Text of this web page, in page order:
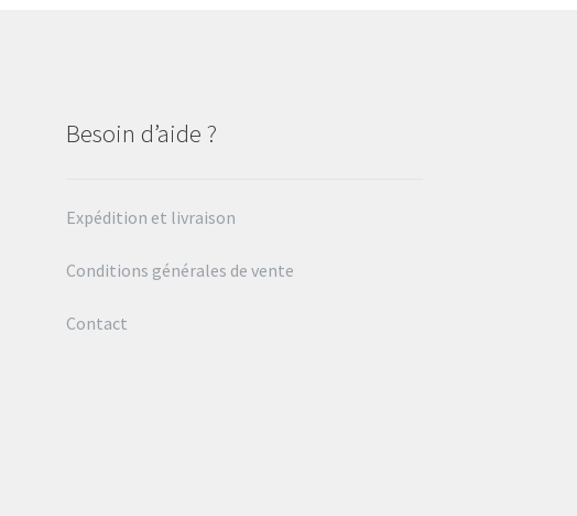
Besoin d’aide ?
Expédition et livraison
Conditions générales de vente
Contact